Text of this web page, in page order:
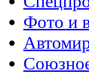
Фото и